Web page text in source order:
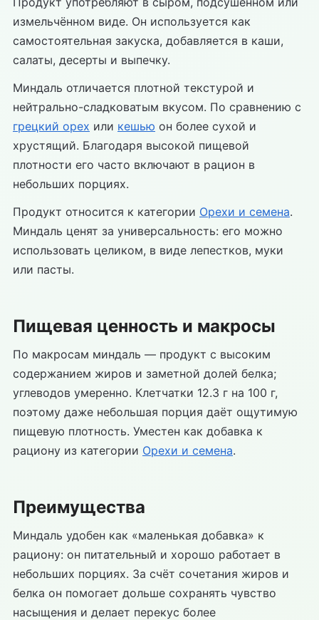
измельчённом виде. Он используется как
самостоятельная закуска, добавляется в каши,
салаты, десерты и выпечку.
Миндаль отличается плотной текстурой и
нейтрально-сладковатым вкусом. По сравнению с
грецкий орех или кешью он более сухой и
хрустящий. Благодаря высокой пищевой
плотности его часто включают в рацион в
небольших порциях.
Продукт относится к категории Орехи и семена.
Миндаль ценят за универсальность: его можно
использовать целиком, в виде лепестков, муки
или пасты.
Пищевая ценность и макросы
По макросам миндаль — продукт с высоким
содержанием жиров и заметной долей белка;
углеводов умеренно. Клетчатки 12.3 г на 100 г,
поэтому даже небольшая порция даёт ощутимую
пищевую плотность. Уместен как добавка к
рациону из категории Орехи и семена.
Преимущества
Миндаль удобен как «маленькая добавка» к
рациону: он питательный и хорошо работает в
небольших порциях. За счёт сочетания жиров и
белка он помогает дольше сохранять чувство
насыщения и делает перекус более